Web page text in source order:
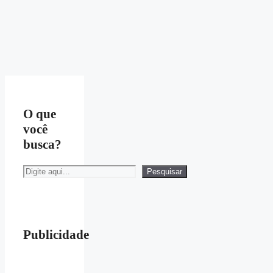
O que
você
busca?
Pesquisar Pesquisar
Publicidade